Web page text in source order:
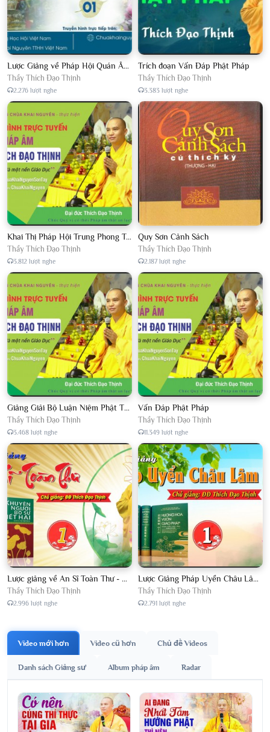
Lược Giảng về Pháp Hội Quán Âm TTHN lần 2
Thầy Thích Đạo Thịnh
2.276 lượt nghe
Trích đoạn Vấn Đáp Phật Pháp
Thầy Thích Đạo Thịnh
3.383 lượt nghe
Khai Thị Pháp Hội Trung Phong Tam Thời Hệ Niệm
Thầy Thích Đạo Thịnh
3.812 lượt nghe
Quy Sơn Cảnh Sách
Thầy Thích Đạo Thịnh
2.187 lượt nghe
Giảng Giải Bộ Luận Niệm Phật Thập Yếu Năm 2018
Thầy Thích Đạo Thịnh
3.468 lượt nghe
Vấn Đáp Phật Pháp
Thầy Thích Đạo Thịnh
11.349 lượt nghe
Lược giảng về An Sĩ Toàn Thư - Chủ giảng Đại Đức Thích Đạo Thịnh
Thầy Thích Đạo Thịnh
2.996 lượt nghe
Lược Giảng Pháp Uyển Châu Lâm, Chủ giảng Đại Đức Thích Đạo Thịnh
Thầy Thích Đạo Thịnh
2.791 lượt nghe
Video mới hơn Video cũ hơn Chủ đề Videos
Danh sách Giảng sư Album pháp âm Radar